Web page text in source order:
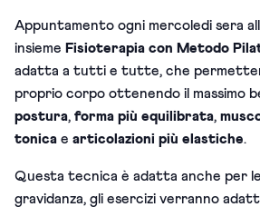
Appuntamento ogni mercoledi sera
insieme Fisioterapia con Metodo
adatta a tutti e tutte, che
proprio corpo ottenendo il massimo
postura, forma più equilibrata,
tonica e articolazioni più elastiche.
Questa tecnica è adatta anche per
gravidanza, gli esercizi verranno